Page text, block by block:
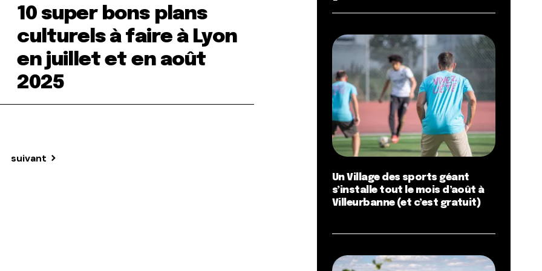
10 super bons plans
culturels à faire à Lyon
en juillet et en août
2025
suivant
Un Village des sports géant
s’installe tout le mois d’août à
Villeurbanne (et c’est gratuit)